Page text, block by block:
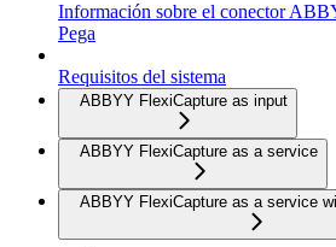
Información sobre el conector
Pega
Requisitos del sistema
ABBYY FlexiCapture as input
ABBYY FlexiCapture as a service
ABBYY FlexiCapture as a service